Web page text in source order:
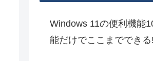
Windows 11の便利機能
能だけでここまでできる!